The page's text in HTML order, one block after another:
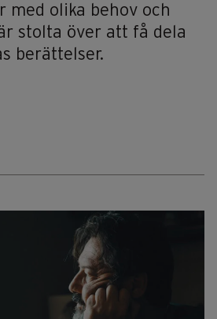
med olika behov och
stolta över att få dela
berättelser.